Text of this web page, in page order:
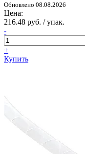
Обновлено 08.08.2026
Цена:
216.48 руб. / упак.
-
+
Купить